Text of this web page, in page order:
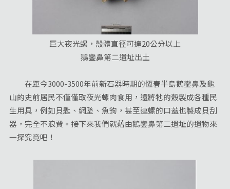
巨大夜光螺，殼體直徑可達20公分以上
鵝鑾鼻第二遺址出土
在距今3000-3500年前新石器時期的恆春半島鵝鑾鼻及龜
山的史前居民不僅僅取夜光螺肉食用，還將牠的殼製成各種民
生用具，例如貝匙、網墜、魚鉤，甚至連螺的口蓋也製成貝刮
器，完全不浪費。接下來我們就藉由鵝鑾鼻第二遺址的遺物來
一探究竟吧！